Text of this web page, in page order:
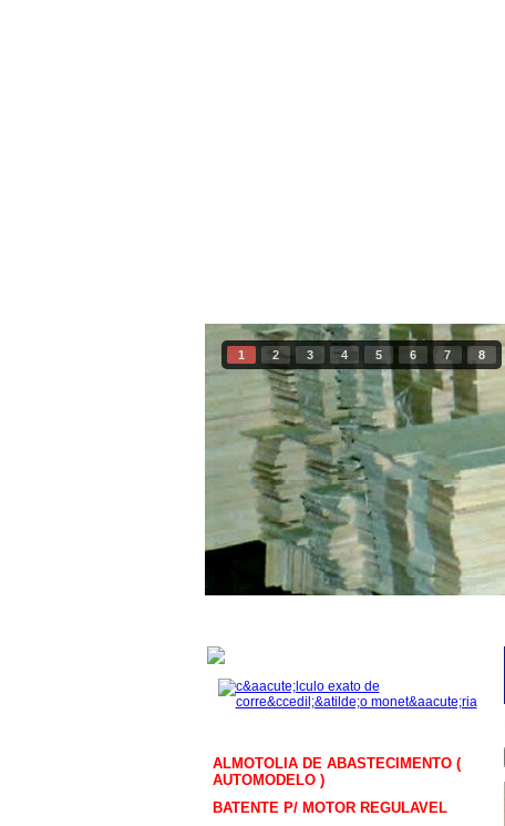
1 2 3 4 5 6 7 8
ALMOTOLIA DE ABASTECIMENTO (
AUTOMODELO )
BATENTE P/ MOTOR REGULAVEL